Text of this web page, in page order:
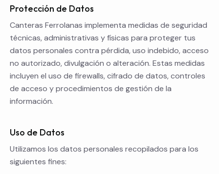
Protección de Datos
Canteras Ferrolanas implementa medidas de seguridad
técnicas, administrativas y físicas para proteger tus
datos personales contra pérdida, uso indebido, acceso
no autorizado, divulgación o alteración. Estas medidas
incluyen el uso de firewalls, cifrado de datos, controles
de acceso y procedimientos de gestión de la
información.
Uso de Datos
Utilizamos los datos personales recopilados para los
siguientes fines: